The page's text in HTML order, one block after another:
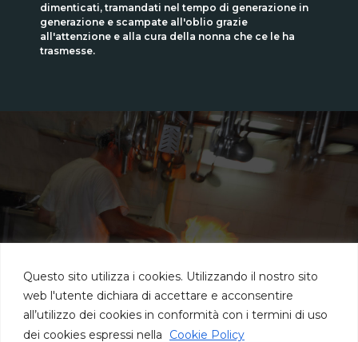
Questo sito utilizza i cookies. Utilizzando il nostro sito
web l'utente dichiara di accettare e acconsentire
all’utilizzo dei cookies in conformità con i termini di uso
dei cookies espressi nella
Cookie Policy
dimenticati, tramandati nel tempo di generazione in
generazione e scampate all'oblio grazie
all'attenzione e alla cura della nonna che ce le ha
trasmesse.